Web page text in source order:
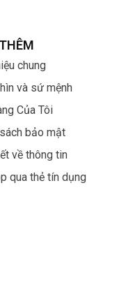
chung
và sứ mệnh
Của Tôi
bảo mật
về thông tin
qua thẻ tín dụng